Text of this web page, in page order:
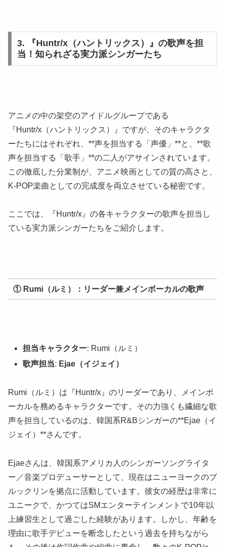
3. 『Huntr/x（ハントリックス）』の歌声を担
当！知られざる実力派シンガーたち
アニメの中の架空のアイドルグループである
『Huntr/x（ハントリックス）』ですが、そのキャラクタ
ーたちにはそれぞれ、**声を担当する「声優」**と、**歌
声を担当する「歌手」**の二人がアサインされています。
この徹底した分業制が、アニメ映画としての質の高さと、
K-POP楽曲としての完成度を両立させている秘密です。
ここでは、『Huntr/x』の各キャラクターの歌声を担当し
ている実力派シンガーたちをご紹介します。
① Rumi（ルミ）：リーダー兼メインボーカルの歌声
担当キャラクター: Rumi（ルミ）
歌声担当: Ejae（イジェイ）
Rumi（ルミ）は『Huntr/x』のリーダーであり、メインボ
ーカルを務めるキャラクターです。その力強くも繊細な歌
声を担当しているのは、韓国系R&Bシンガーの**Ejae（イ
ジェイ）**さんです。
Ejaeさんは、韓国系アメリカ人のシンガーソングライタ
ー／音楽プロデューサーとして、現在はニューヨークのブ
ルックリンを拠点に活動しています。彼女の経歴は非常に
ユニークで、かつてはSMエンターテインメントで10年以
上練習生として過ごした経験があります。しかし、年齢を
理由に歌手デビューを断念したという過去を持ちながら